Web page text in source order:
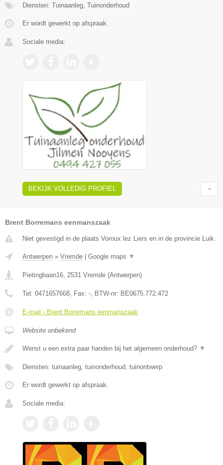
Diensten: Tuinaanleg, Tuinonderhoud
Er wordt gewerkt op afspraak.
Sociale media:
BEKIJK VOLLEDIG PROFIEL
Brent Borremans eenmanszaak
Niet gevestigd in de plaats Voroux lez Liers en in de provincie Luik.
Antwerpen » Vremde Google maps ▼
Pietingbaan16 2531 Vremde (Antwerpen)
Tel: 0471657668 , Fax: - , BTW-nr: BE0675.772.472
E-mail › Brent Borremans eenmanszaak
Website onbekend
Wenst u een extra paar handen bij het algemeen onderhoud? ▼
Diensten: tuinaanleg, tuinonderhoud, tuinontwerp
Er wordt gewerkt op afspraak.
Sociale media: